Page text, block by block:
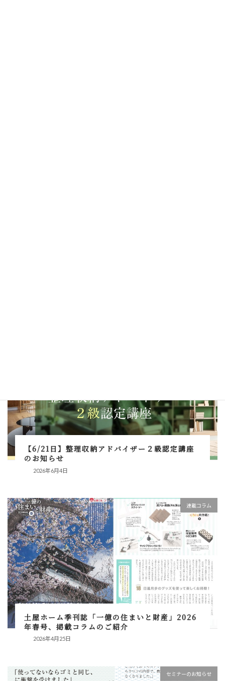
【6/21日】整理収納アドバイザー２級認定講座
のお知らせ
2026年6月4日
連載コラム
土屋ホーム季刊誌「一億の住まいと財産」2026
年春号、掲載コラムのご紹介
2026年4月25日
セミナーのお知らせ